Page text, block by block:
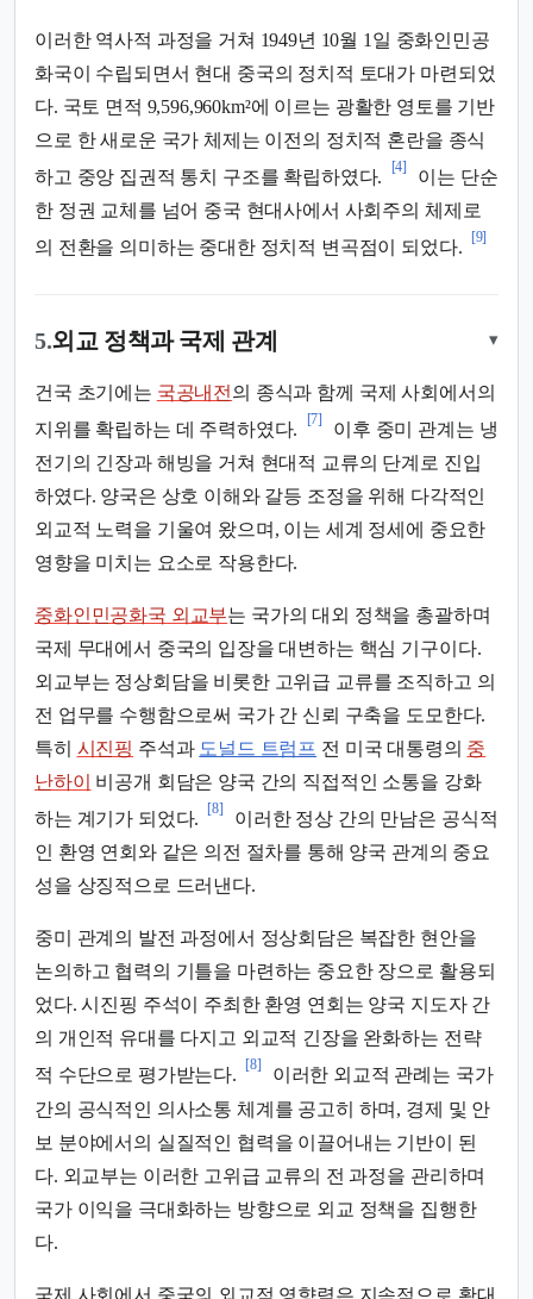
이러한 역사적 과정을 거쳐 1949년 10월 1일 중화인민공
화국이 수립되면서 현대 중국의 정치적 토대가 마련되었
다. 국토 면적 9,596,960km²에 이르는 광활한 영토를 기반
으로 한 새로운 국가 체제는 이전의 정치적 혼란을 종식
하고 중앙 집권적 통치 구조를 확립하였다.
[4]
이는 단순
한 정권 교체를 넘어 중국 현대사에서 사회주의 체제로
의 전환을 의미하는 중대한 정치적 변곡점이 되었다.
[9]
5.외교 정책과 국제 관계 ▾
건국 초기에는 국공내전 의 종식과 함께 국제 사회에서의
지위를 확립하는 데 주력하였다.
[7]
이후 중미 관계는 냉
전기의 긴장과 해빙을 거쳐 현대적 교류의 단계로 진입
하였다. 양국은 상호 이해와 갈등 조정을 위해 다각적인
외교적 노력을 기울여 왔으며, 이는 세계 정세에 중요한
영향을 미치는 요소로 작용한다.
중화인민공화국 외교부는 국가의 대외 정책을 총괄하며
국제 무대에서 중국의 입장을 대변하는 핵심 기구이다.
외교부는 정상회담을 비롯한 고위급 교류를 조직하고 의
전 업무를 수행함으로써 국가 간 신뢰 구축을 도모한다.
특히 시진핑 주석과 도널드 트럼프 전 미국 대통령의 중
난하이
비공개 회담은 양국 간의 직접적인 소통을 강화
하는 계기가 되었다.
[8]
이러한 정상 간의 만남은 공식적
인 환영 연회와 같은 의전 절차를 통해 양국 관계의 중요
성을 상징적으로 드러낸다.
중미 관계의 발전 과정에서 정상회담은 복잡한 현안을
논의하고 협력의 기틀을 마련하는 중요한 장으로 활용되
었다. 시진핑 주석이 주최한 환영 연회는 양국 지도자 간
의 개인적 유대를 다지고 외교적 긴장을 완화하는 전략
적 수단으로 평가받는다.
[8]
이러한 외교적 관례는 국가
간의 공식적인 의사소통 체계를 공고히 하며, 경제 및 안
보 분야에서의 실질적인 협력을 이끌어내는 기반이 된
다. 외교부는 이러한 고위급 교류의 전 과정을 관리하며
국가 이익을 극대화하는 방향으로 외교 정책을 집행한
다.
국제 사회에서 중국의 외교적 영향력은 지속적으로 확대